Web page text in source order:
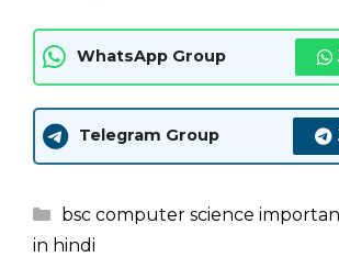
WhatsApp Group
Telegram Group
Categories
bsc computer science
in hindi